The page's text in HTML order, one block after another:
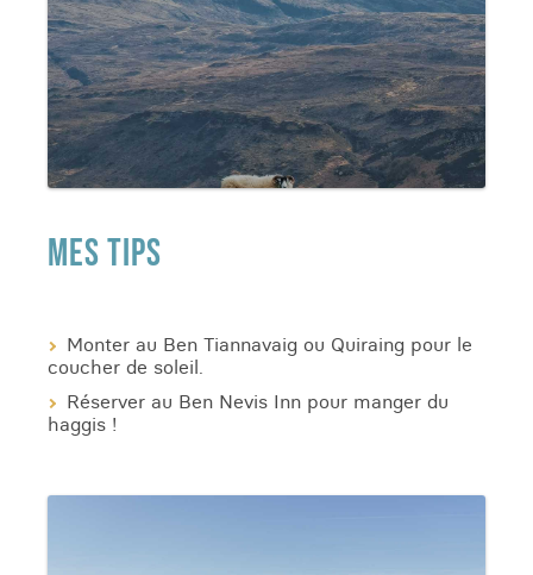
MES TIPS
Monter au Ben Tiannavaig ou Quiraing pour le
coucher de soleil.
Réserver au Ben Nevis Inn pour manger du
haggis !